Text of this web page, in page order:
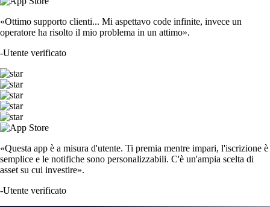
«Ottimo supporto clienti... Mi aspettavo code infinite, invece un
operatore ha risolto il mio problema in un attimo».
-Utente verificato
«Questa app è a misura d'utente. Ti premia mentre impari, l'iscrizione è
semplice e le notifiche sono personalizzabili. C'è un'ampia scelta di
asset su cui investire».
-Utente verificato